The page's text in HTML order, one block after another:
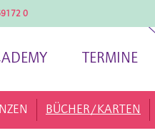
0
TERMINE
BÜCHER/KARTEN